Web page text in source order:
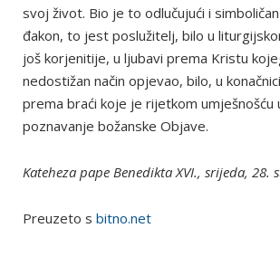
svoj život. Bio je to odlučujući i
đakon, to jest poslužitelj, bilo u
još korjenitije, u ljubavi prema Kristu
nedostižan način opjevao, bilo, u
prema braći koje je rijetkom umješnošću
poznavanje božanske Objave.
Kateheza pape Benedikta XVI., srijeda, 28.
Preuzeto s bitno.net